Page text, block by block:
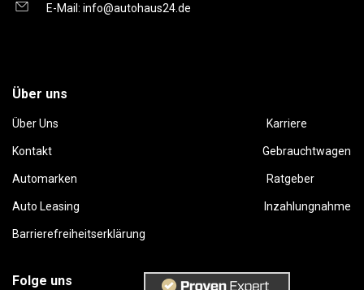
E-Mail: info@autohaus24.de
Über uns
Über Uns Karriere
Kontakt Gebrauchtwagen
Automarken Ratgeber
Auto Leasing Inzahlungnahme
Barrierefreiheitserklärung
Folge uns